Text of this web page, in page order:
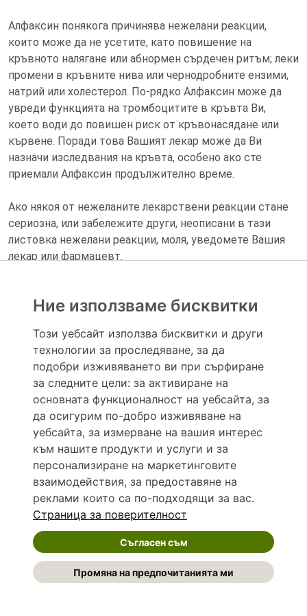
Алфаксин понякога причинява нежелани реакции,
които може да не усетите, като повишение на
кръвното налягане или абнормен сърдечен ритъм; леки
промени в кръвните нива или чернодробните ензими,
натрий или холестерол. По-рядко Алфаксин може да
увреди функцията на тромбоцитите в кръвта Ви,
което води до повишен риск от кръвонасядане или
кървене. Поради това Вашият лекар може да Ви
назначи изследвания на кръвта, особено ако сте
приемали Алфаксин продължително време.
Ако някоя от нежеланите лекарствени реакции стане
сериозна, или забележите други, неописани в тази
листовка нежелани реакции, моля, уведомете Вашия
лекар или фармацевт.
Листовка за пациента(PDF)
Кратка характеристика на продукта (PDF)
Източници
ПРОИЗВОДИТЕЛ/ВНОСИТЕЛ: ALAPIS
ПОКАЗАНИЯ: разстройство, тревожно, социално
епизод, депресивен, голям
ЛЕГАЛЕН СТАТУС: по лекарско предписание
РЕКЛАМА
Ние използваме бисквитки
Този уебсайт използва бисквитки и други
технологии за проследяване, за да
подобри изживяването ви при сърфиране
за следните цели: за активиране на
основната функционалност на уебсайта, за
да осигурим по-добро изживяване на
уебсайта, за измерване на вашия интерес
към нашите продукти и услуги и за
персонализиране на маркетинговите
взаимодействия, за предоставяне на
реклами които са по-подходящи за вас.
Страница за поверителност
Съгласен съм
Промяна на предпочитанията ми